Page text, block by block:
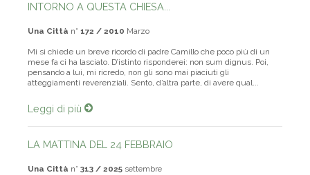
INTORNO A QUESTA CHIESA...
Una Città n° 172 / 2010 Marzo
Mi si chiede un breve ricordo di padre Camillo che poco più di un
mese fa ci ha lasciato. D’istinto risponderei: non sum dignus. Poi,
pensando a lui, mi ricredo, non gli sono mai piaciuti gli
atteggiamenti reverenziali. Sento, d’altra parte, di avere qual...
Leggi di più
LA MATTINA DEL 24 FEBBRAIO
Una Città n° 313 / 2025 settembre